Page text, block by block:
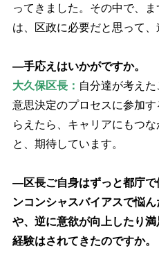
ってきました。その中で、
は、区政に必要だと思って、
―手応えはいかがですか。
大久保区長： 自分達が考え
意思決定のプロセスに参加
らえたら、キャリアにもつ
と、期待しています。
―区長ご自身はずっと都庁で
ンコンシャスバイアスで悩
、逆に意欲が向上したり満
経験はされてきたのですか。